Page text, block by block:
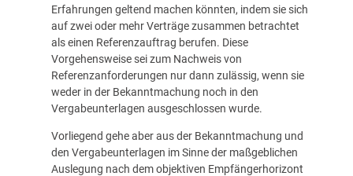
Erfahrungen geltend machen könnten, indem sie sich
auf zwei oder mehr Verträge zusammen betrachtet
als einen Referenzauftrag berufen. Diese
Vorgehensweise sei zum Nachweis von
Referenzanforderungen nur dann zulässig, wenn sie
weder in der Bekanntmachung noch in den
Vergabeunterlagen ausgeschlossen wurde.
Vorliegend gehe aber aus der Bekanntmachung und
den Vergabeunterlagen im Sinne der maßgeblichen
Auslegung nach dem objektiven Empfängerhorizont